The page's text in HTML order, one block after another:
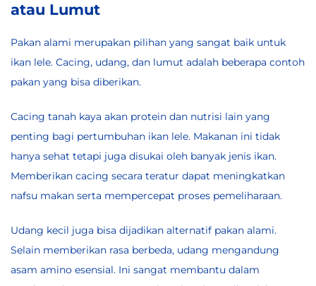
atau Lumut
Pakan alami merupakan pilihan yang sangat baik untuk
ikan lele. Cacing, udang, dan lumut adalah beberapa contoh
pakan yang bisa diberikan.
Cacing tanah kaya akan protein dan nutrisi lain yang
penting bagi pertumbuhan ikan lele. Makanan ini tidak
hanya sehat tetapi juga disukai oleh banyak jenis ikan.
Memberikan cacing secara teratur dapat meningkatkan
nafsu makan serta mempercepat proses pemeliharaan.
Udang kecil juga bisa dijadikan alternatif pakan alami.
Selain memberikan rasa berbeda, udang mengandung
asam amino esensial. Ini sangat membantu dalam